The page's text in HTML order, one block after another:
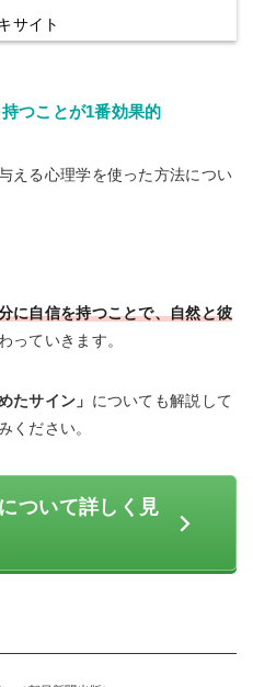
サイト
つことが1番効果的
える心理学を使った方法につい
に自信を持つことで、自然と彼
っていきます。
たサイン」 についても解説して
ください。
ついて詳しく見